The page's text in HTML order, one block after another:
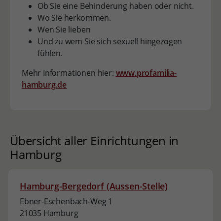
Ob Sie eine Behinderung haben oder nicht.
Wo Sie herkommen.
Wen Sie lieben
Und zu wem Sie sich sexuell hingezogen
fühlen.
Mehr Informationen hier: www.profamilia-
hamburg.de
Übersicht aller Einrichtungen in
Hamburg
Hamburg-Bergedorf (Aussen-Stelle)
Ebner-Eschenbach-Weg 1
21035 Hamburg